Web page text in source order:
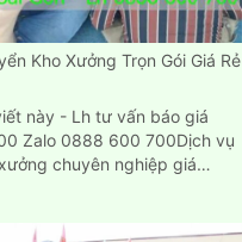
Kho Xưởng Trọn Gói Giá Rẻ
này - Lh tư vấn báo giá
Zalo 0888 600 700Dịch vụ
chuyên nghiệp giá…